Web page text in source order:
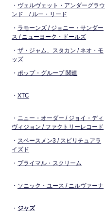
・ ヴェルヴェット・アンダーグラウ
ンド / ルー・リード
・ ラモーンズ / ジョニー・サンダー
ス / ニューヨーク・ドールズ
・ザ・ジャム、スタカン / ネオ・モ
ッズ
・ポップ・グループ 関連
・XTC
・ ニュー・オーダー / ジョイ・ディ
ヴィジョン / ファクトリーレコード
・ スペースメン3 / スピリチュアラ
イズド
・ プライマル・スクリーム
・ ソニック・ユース / ニルヴァーナ
・ ジャズ